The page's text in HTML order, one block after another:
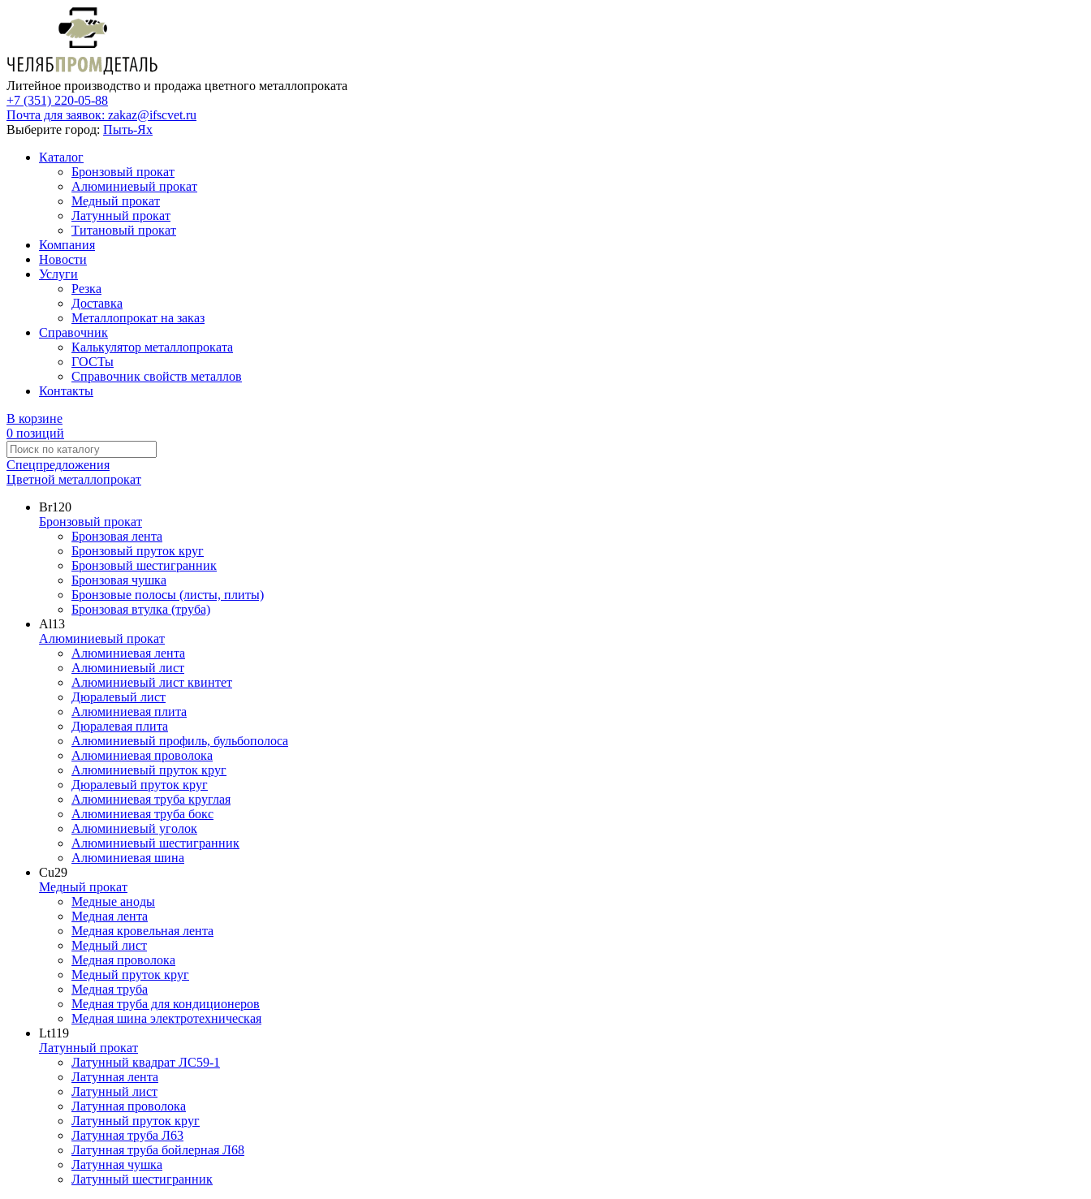
Литейное производство и продажа цветного металлопроката
+7 (351) 220-05-88
Почта для заявок: zakaz@ifscvet.ru
Выберите город: Пыть-Ях
Каталог
Бронзовый прокат
Алюминиевый прокат
Медный прокат
Латунный прокат
Титановый прокат
Компания
Новости
Услуги
Резка
Доставка
Металлопрокат на заказ
Справочник
Калькулятор металлопроката
ГОСТы
Справочник свойств металлов
Контакты
В корзине
0 позиций
Спецпредложения
Цветной металлопрокат
Br120
Бронзовый прокат
Бронзовая лента
Бронзовый пруток круг
Бронзовый шестигранник
Бронзовая чушка
Бронзовые полосы (листы, плиты)
Бронзовая втулка (труба)
Al13
Алюминиевый прокат
Алюминиевая лента
Алюминиевый лист
Алюминиевый лист квинтет
Дюралевый лист
Алюминиевая плита
Дюралевая плита
Алюминиевый профиль, бульбополоса
Алюминиевая проволока
Алюминиевый пруток круг
Дюралевый пруток круг
Алюминиевая труба круглая
Алюминиевая труба бокс
Алюминиевый уголок
Алюминиевый шестигранник
Алюминиевая шина
Cu29
Медный прокат
Медные аноды
Медная лента
Медная кровельная лента
Медный лист
Медная проволока
Медный пруток круг
Медная труба
Медная труба для кондиционеров
Медная шина электротехническая
Lt119
Латунный прокат
Латунный квадрат ЛС59-1
Латунная лента
Латунный лист
Латунная проволока
Латунный пруток круг
Латунная труба Л63
Латунная труба бойлерная Л68
Латунная чушка
Латунный шестигранник